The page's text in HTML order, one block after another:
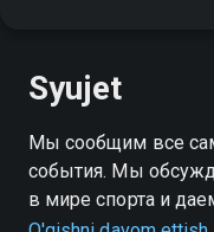
Syujet
Мы сообщим все
события. Мы
в мире спорта и